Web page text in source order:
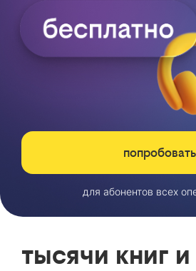
попробовать
для абонентов всех
тысячи книг и